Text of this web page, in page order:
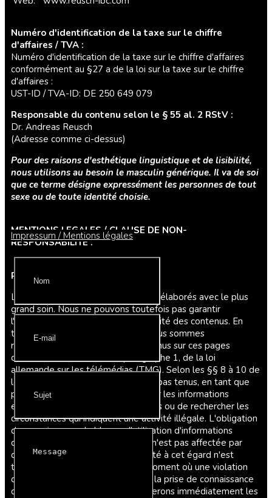
Numéro d'identification de la taxe sur le chiffre
d'affaires / TVA :
Numéro d'identification de la taxe sur le chiffre d'affaires
conformément au §27 a de la loi sur la taxe sur le chiffre
d'affaires :
UST-ID / TVA-ID: DE 250 649 079
Responsable du contenu selon le § 55 al. 2 RStV :
Dr. Andreas Reusch
(Adresse comme ci-dessus)
Pour des raisons d'esthétique linguistique et de lisibilité,
nous utilisons au besoin le masculin générique. Il va de soi
que ce terme désigne expressément les personnes de tout
sexe ou de toute identité choisie.
MENTIONS LEGALES / CLAUSE DE NON-
RESPONSABILITE :
Responsabilité pour le contenu
Les contenus de nos pages ont été élaborés avec le plus
grand soin. Nous ne pouvons toutefois pas garantir
l'exactitude, l'exhaustivité et l'actualité des contenus. En
tant que prestataire de services, nous sommes
responsables de nos propres contenus sur ces pages
conformément à l'article 7, paragraphe 1, de la loi
allemande sur les télémédias (TMG). Selon les §§ 8 à 10 de
la TMG, nous ne sommes toutefois pas tenus, en tant que
prestataire de services, de surveiller les informations
externes transmises ou enregistrées ou de rechercher les
circonstances qui indiquent une activité illégale. L'obligation
de supprimer ou de bloquer l'utilisation d'informations
conformément aux lois générales n'est pas affectée par
cette disposition. Une responsabilité à cet égard n'est
toutefois possible qu'à partir du moment où une violation
concrète de la loi est connue. Dès la prise de connaissance
d'une telle violation, nous supprimerons immédiatement les
Impressum / Mentions légales